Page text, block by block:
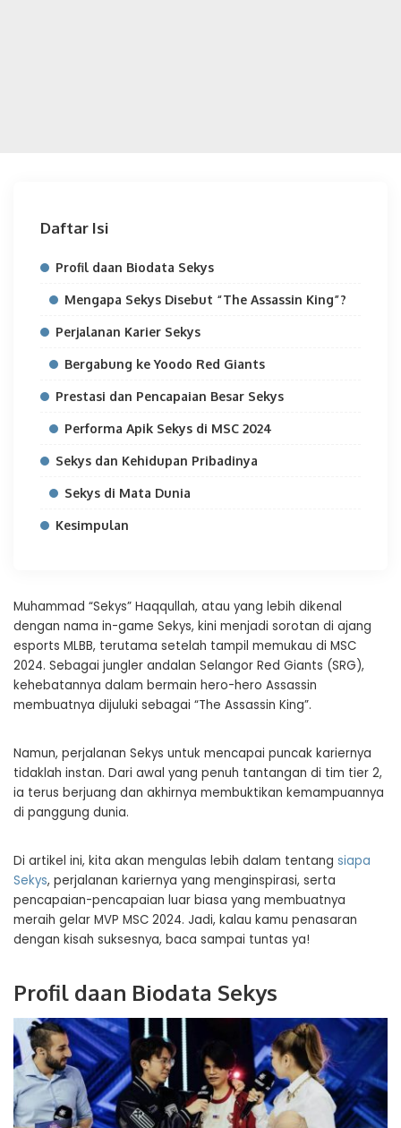
Daftar Isi
Profil daan Biodata Sekys
Mengapa Sekys Disebut “The Assassin King”?
Perjalanan Karier Sekys
Bergabung ke Yoodo Red Giants
Prestasi dan Pencapaian Besar Sekys
Performa Apik Sekys di MSC 2024
Sekys dan Kehidupan Pribadinya
Sekys di Mata Dunia
Kesimpulan
Muhammad “Sekys” Haqqullah, atau yang lebih dikenal
dengan nama in-game Sekys, kini menjadi sorotan di ajang
esports MLBB, terutama setelah tampil memukau di MSC
2024. Sebagai jungler andalan Selangor Red Giants (SRG),
kehebatannya dalam bermain hero-hero Assassin
membuatnya dijuluki sebagai “The Assassin King”.
Namun, perjalanan Sekys untuk mencapai puncak kariernya
tidaklah instan. Dari awal yang penuh tantangan di tim tier 2,
ia terus berjuang dan akhirnya membuktikan kemampuannya
di panggung dunia.
Di artikel ini, kita akan mengulas lebih dalam tentang siapa
Sekys, perjalanan kariernya yang menginspirasi, serta
pencapaian-pencapaian luar biasa yang membuatnya
meraih gelar MVP MSC 2024. Jadi, kalau kamu penasaran
dengan kisah suksesnya, baca sampai tuntas ya!
Profil daan Biodata Sekys